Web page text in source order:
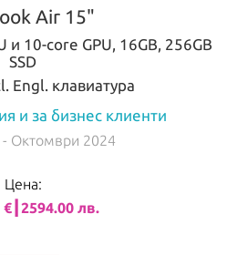
Air 15"
и 10-core GPU, 16GB, 256GB
SSD
Engl. клавиатура
и за бизнес клиенти
- Октомври 2024
Цена:
€┃2594.00 лв.